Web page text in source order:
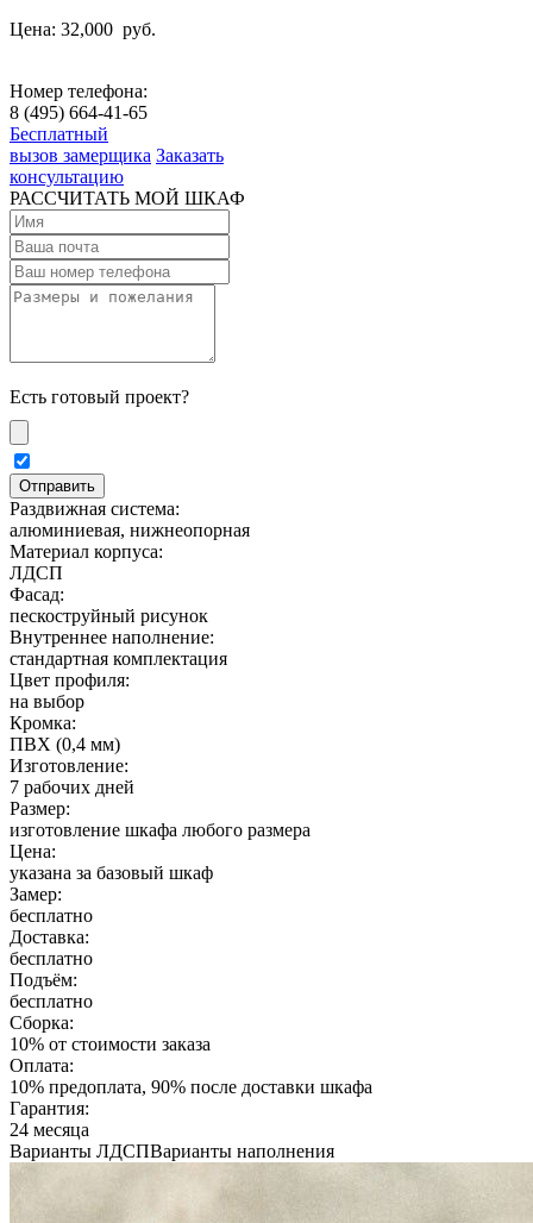
Цена: 32,000 руб.
Номер телефона:
8 (495) 664-41-65
Бесплатный
вызов замерщика Заказать
консультацию
РАССЧИТАТЬ МОЙ ШКАФ
Есть готовый проект?
Раздвижная система:
алюминиевая, нижнеопорная
Материал корпуса:
ЛДСП
Фасад:
пескоструйный рисунок
Внутреннее наполнение:
стандартная комплектация
Цвет профиля:
на выбор
Кромка:
ПВХ (0,4 мм)
Изготовление:
7 рабочих дней
Размер:
изготовление шкафа любого размера
Цена:
указана за базовый шкаф
Замер:
бесплатно
Доставка:
бесплатно
Подъём:
бесплатно
Сборка:
10% от стоимости заказа
Оплата:
10% предоплата, 90% после доставки шкафа
Гарантия:
24 месяца
Варианты ЛДСПВарианты наполнения